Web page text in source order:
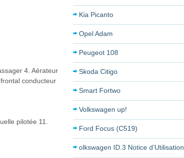
4. Aérateur
conducteur
pilotée 11.
Kia Picanto
Opel Adam
Peugeot 108
Skoda Citigo
Smart Fortwo
Volkswagen up!
Ford Focus (C519)
olkswagen ID.3 Notice d’Utilisation